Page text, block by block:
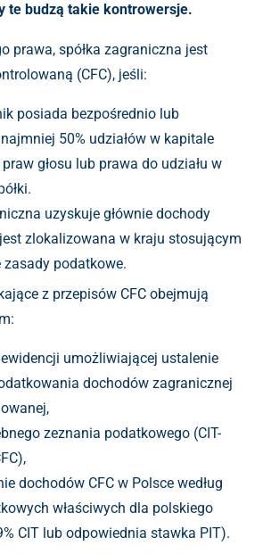
te budzą takie kontrowersje.
prawa, spółka zagraniczna jest
(CFC), jeśli:
posiada bezpośrednio lub
50% udziałów w kapitale
głosu lub prawa do udziału w
uzyskuje głównie dochody
zlokalizowana w kraju stosującym
zasady podatkowe.
z przepisów CFC obejmują
umożliwiającej ustalenie
dochodów zagranicznej
zeznania podatkowego (CIT-
dochodów CFC w Polsce według
właściwych dla polskiego
CIT lub odpowiednia stawka PIT).